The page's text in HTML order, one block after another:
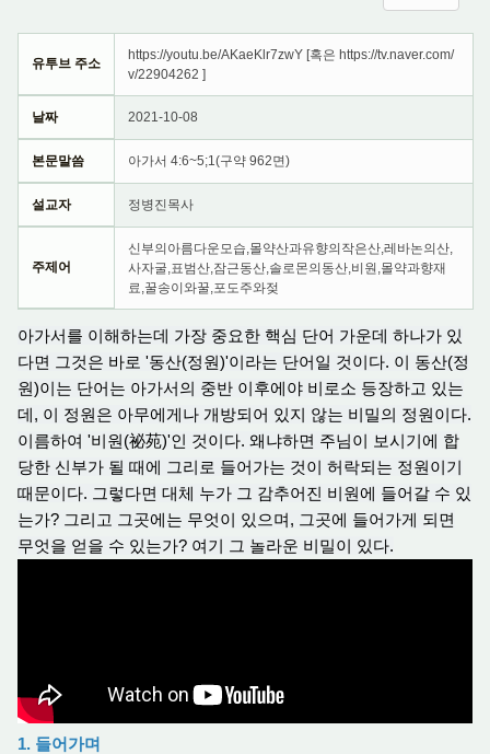
유투브 주소
https://youtu.be/AKaeKlr7zwY [혹은 https://tv.naver.com/
v/22904262 ]
날짜 2021-10-08
본문말씀 아가서 4:6~5;1(구약 962면)
설교자 정병진목사
주제어
신부의아름다운모습,몰약산과유향의작은산,레바논의산,
사자굴,표범산,잠근동산,솔로몬의동산,비원,몰약과향재
료,꿀송이와꿀,포도주와젖
아가서를 이해하는데 가장 중요한 핵심 단어 가운데 하나가 있
다면 그것은 바로 '동산(정원)'이라는 단어일 것이다. 이 동산(정
원)이는 단어는 아가서의 중반 이후에야 비로소 등장하고 있는
데, 이 정원은 아무에게나 개방되어 있지 않는 비밀의 정원이다.
이름하여 '비원(祕苑)'인 것이다. 왜냐하면 주님이 보시기에 합
당한 신부가 될 때에 그리로 들어가는 것이 허락되는 정원이기
때문이다. 그렇다면 대체 누가 그 감추어진 비원에 들어갈 수 있
는가? 그리고 그곳에는 무엇이 있으며, 그곳에 들어가게 되면
무엇을 얻을 수 있는가? 여기 그 놀라운 비밀이 있다.
1. 들어가며